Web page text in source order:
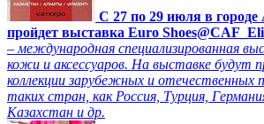
C 27 по 29 июля в
пройдет выставка Euro
– международная специализированная
кожи и аксессуаров. На выставке будут
коллекции зарубежных и отечественных
таких стран, как Россия, Турция,
Казахстан и др.